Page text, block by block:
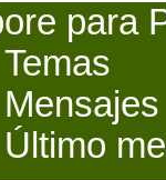
para
Temas
Mensajes
Último